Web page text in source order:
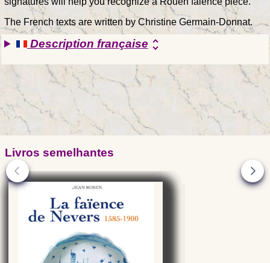
The French texts are written by Christine Germain-Donnat.
Description françaiseunfold_more
Livros semelhantes